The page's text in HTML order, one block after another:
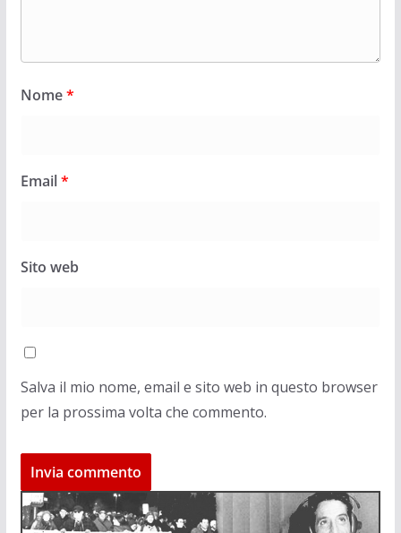
Nome*
Email*
Sito web
Salva il mio nome, email e sito web in questo browser
per la prossima volta che commento.